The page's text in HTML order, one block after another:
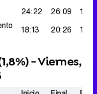
24:22 26:09
18:13 20:26
1,8%) - Viernes,